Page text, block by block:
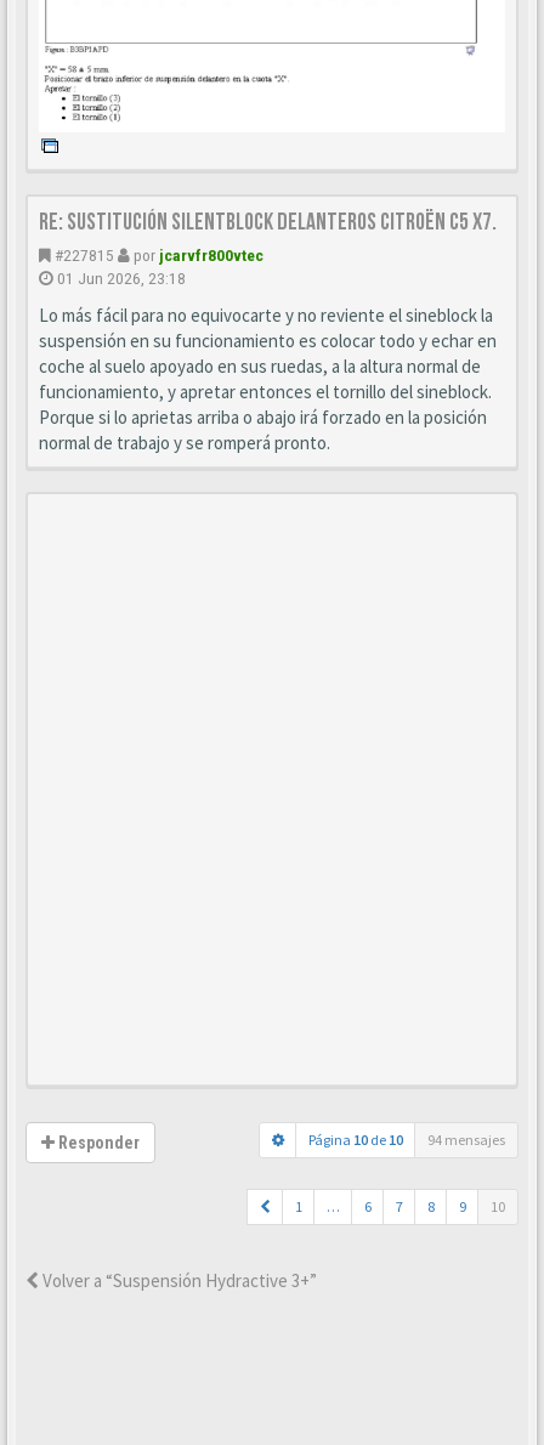
Re: Sustitución SILENTBLOCK delanteros Citroën C5 X7.
#227815 por jcarvfr800vtec
01 Jun 2026, 23:18
Lo más fácil para no equivocarte y no reviente el sineblock la
suspensión en su funcionamiento es colocar todo y echar en
coche al suelo apoyado en sus ruedas, a la altura normal de
funcionamiento, y apretar entonces el tornillo del sineblock.
Porque si lo aprietas arriba o abajo irá forzado en la posición
normal de trabajo y se romperá pronto.
Responder Página 10 de 10 94 mensajes
1 … 6 7 8 9 10
Volver a “Suspensión Hydractive 3+”